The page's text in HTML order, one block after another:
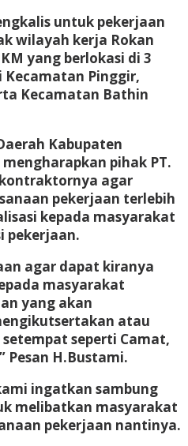
untuk pekerjaan
wilayah kerja Rokan
yang berlokasi di 3
Kecamatan Pinggir,
Kecamatan Bathin
Kabupaten
pihak PT.
agar
pekerjaan terlebih
kepada masyarakat
pekerjaan.
agar dapat kiranya
masyarakat
yang akan
atau
seperti Camat,
Pesan H.Bustami.
ingatkan sambung
melibatkan masyarakat
pekerjaan nantinya.